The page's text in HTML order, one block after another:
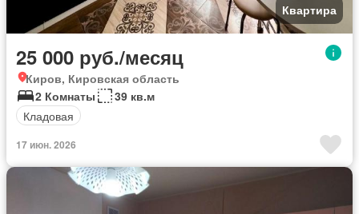
Квартира
25 000 руб./месяц
Киров, Кировская область
2 Комнаты
39 кв.м
Кладовая
17 июн. 2026